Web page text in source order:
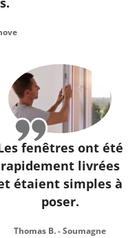
fenêtres ont été
rapidement livrées
étaient simples à
poser.
Thomas B. - Soumagne